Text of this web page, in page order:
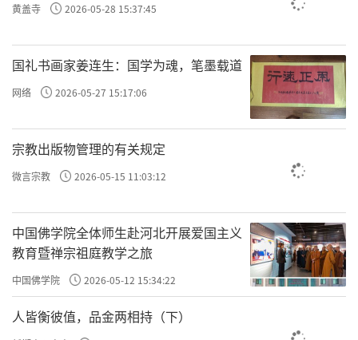
黄盖寺 2026-05-28 15:37:45
国礼书画家姜连生：国学为魂，笔墨载道
网络 2026-05-27 15:17:06
宗教出版物管理的有关规定
微言宗教 2026-05-15 11:03:12
中国佛学院全体师生赴河北开展爱国主义
教育暨禅宗祖庭教学之旅
中国佛学院 2026-05-12 15:34:22
人皆衡彼值，品金两相持（下）